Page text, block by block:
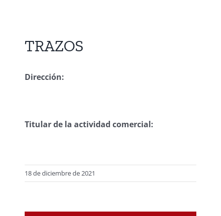
TRAZOS
Dirección:
Titular de la actividad comercial:
18 de diciembre de 2021